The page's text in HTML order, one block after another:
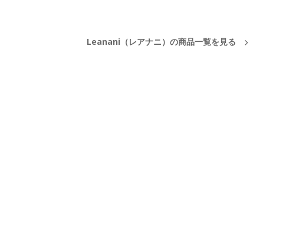
Leanani（レアナニ）の商品一覧を見る